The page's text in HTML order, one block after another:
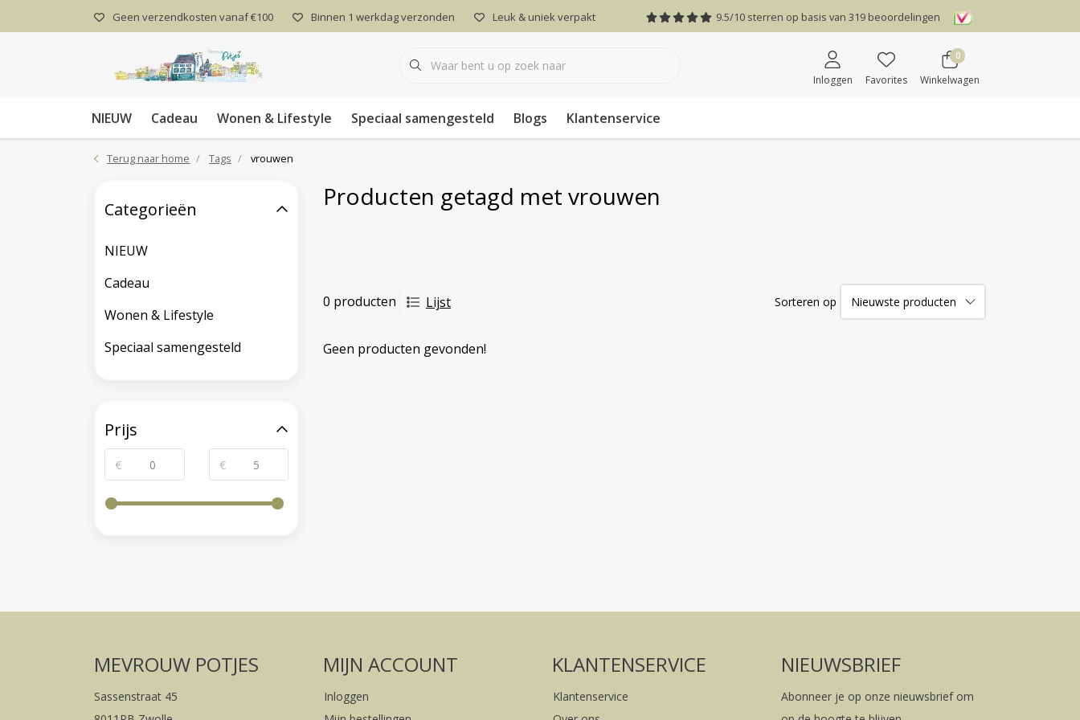
Geen verzendkosten vanaf €100 Binnen 1 werkdag verzonden Leuk & uniek verpakt 9.5/10 sterren op basis van 319 beoordelingen
Inloggen Favorites
0
Winkelwagen
NIEUW Cadeau Wonen & Lifestyle Speciaal samengesteld Blogs Klantenservice
Terug naar home Tags vrouwen
Producten getagd met vrouwen
0 producten Lijst Sorteren op
Geen producten gevonden!
Categorieën
NIEUW
Cadeau
Wonen & Lifestyle
Speciaal samengesteld
Prijs
€ €
MEVROUW POTJES
Sassenstraat 45
MIJN ACCOUNT
Inloggen
KLANTENSERVICE
Klantenservice
NIEUWSBRIEF
Abonneer je op onze nieuwsbrief om